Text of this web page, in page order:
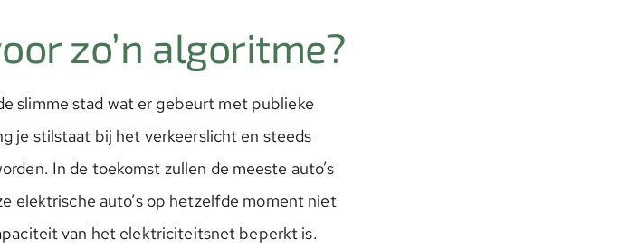
zo’n algoritme?
slimme stad wat er gebeurt met publieke
je stilstaat bij het verkeerslicht en steeds
In de toekomst zullen de meeste auto’s
elektrische auto’s op hetzelfde moment niet
van het elektriciteitsnet beperkt is.